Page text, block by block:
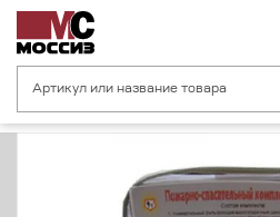
Главная страница